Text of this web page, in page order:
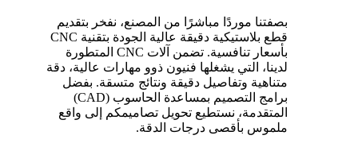
بصفتنا موردًا مباشرًا من المصنع، نفخر بتقديم
قطع بلاستيكية دقيقة عالية الجودة بتقنية CNC
بأسعار تنافسية. تضمن آلات CNC المتطورة
لدينا، التي يشغلها فنيون ذوو مهارات عالية، دقة
متناهية وتفاصيل دقيقة ونتائج متسقة. بفضل
برامج التصميم بمساعدة الحاسوب (CAD)
المتقدمة، نستطيع تحويل تصاميمكم إلى واقع
ملموس بأقصى درجات الدقة.